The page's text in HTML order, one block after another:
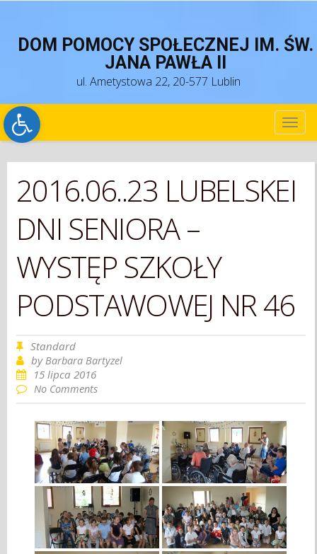
Open toolbar
DOM POMOCY SPOŁECZNEJ IM. ŚW.
JANA PAWŁA II
ul. Ametystowa 22, 20-577 Lublin
2016.06..23 LUBELSKEI
DNI SENIORA –
WYSTĘP SZKOŁY
PODSTAWOWEJ NR 46
Standard
byBarbara Bartyzel
15 lipca 2016
No Comments